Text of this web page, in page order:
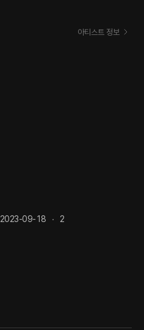
아티스트 정보
2023-09-18 2